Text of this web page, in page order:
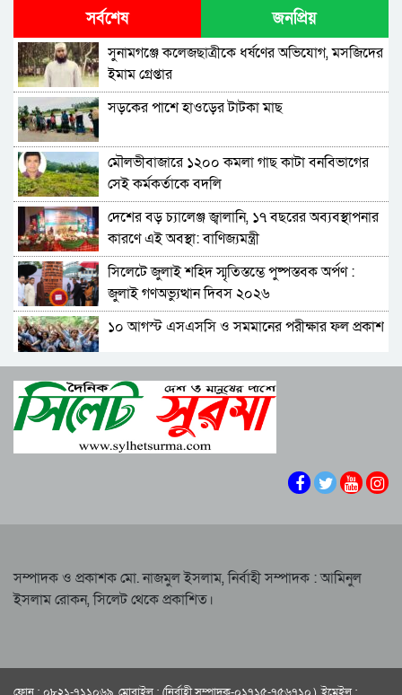
শাপলা চত্বরে হত্যা মামলা: শেখ হাসিনাসহ ৪১ জনের
বিরুদ্ধে আনুষ্ঠানিক অভিযোগ
বিরোধীদলের পতন শুরু হয়েছে, ১১ দল এখন ৯ দলে
গিয়ে ঠেকেছে: রাশেদ খান
কে হতে পারেন পরবর্তী রাষ্ট্রপতি, আলোচনায় এক
আমলা
সিলেটে আদলত চত্বরে শিশু ফাহিমা হত্যা মামলার
আসামির ওপর ফের হামলা
এআই দিয়ে অশালীন ছবি ছড়ানোর অভিযোগ
সিলেটের কনটেন্ট ক্রিয়েটর রাফিয়ার
শাবিপ্রবিতে শিক্ষার্থীকে মারধর: ছাত্রদল নেতা হাসিবুর
ও তারেক বহিষ্কার, ক্যাম্পাসে নিষিদ্ধ ২ বছর
সিলেটের ভাঙাচোরা সড়ক নিয়ে সিসিক প্রশাসকের
ক্ষোভ, দ্রুত সংস্কারের আহ্বান
নারী-কাণ্ডে জামায়াত থেকে বহিস্কার এমপি গাজী
নজরুল
সিলেটে হামের উপসর্গ নিয়ে আরও দুই শিশুর মৃত্যু
সর্বশেষ জনপ্রিয়
সুনামগঞ্জে কলেজছাত্রীকে ধর্ষণের অভিযোগ, মসজিদের
ইমাম গ্রেপ্তার
সড়কের পাশে হাওড়ের টাটকা মাছ
মৌলভীবাজারে ১২০০ কমলা গাছ কাটা বনবিভাগের
সেই কর্মকর্তাকে বদলি
দেশের বড় চ্যালেঞ্জ জ্বালানি, ১৭ বছরের অব্যবস্থাপনার
কারণে এই অবস্থা: বাণিজ্যমন্ত্রী
সিলেটে জুলাই শহিদ স্মৃতিস্তম্ভে পুষ্পস্তবক অর্পণ :
জুলাই গণঅভ্যুত্থান দিবস ২০২৬
১০ আগস্ট এসএসসি ও সমমানের পরীক্ষার ফল প্রকাশ
শাপলা চত্বরে হত্যা মামলা: শেখ হাসিনাসহ ৪১ জনের
বিরুদ্ধে আনুষ্ঠানিক অভিযোগ
বিরোধীদলের পতন শুরু হয়েছে, ১১ দল এখন ৯ দলে
গিয়ে ঠেকেছে: রাশেদ খান
কে হতে পারেন পরবর্তী রাষ্ট্রপতি, আলোচনায় এক
আসামির ওপর ফের হামলা
এআই দিয়ে অশালীন ছবি ছড়ানোর অভিযোগ
সম্পাদক ও প্রকাশক মো. নাজমুল ইসলাম, নির্বাহী সম্পাদক : আমিনুল
ইসলাম রোকন, সিলেট থেকে প্রকাশিত।